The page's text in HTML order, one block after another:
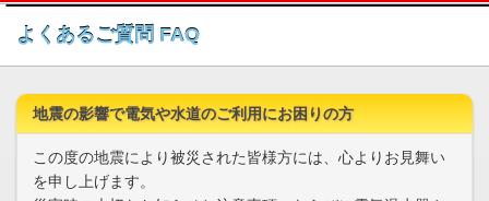
このページの本文へ
よくあるご質問 FAQ
地震の影響で電気や水道のご利用にお困りの方
この度の地震により被災された皆様方には、心よりお見舞い
を申し上げます。